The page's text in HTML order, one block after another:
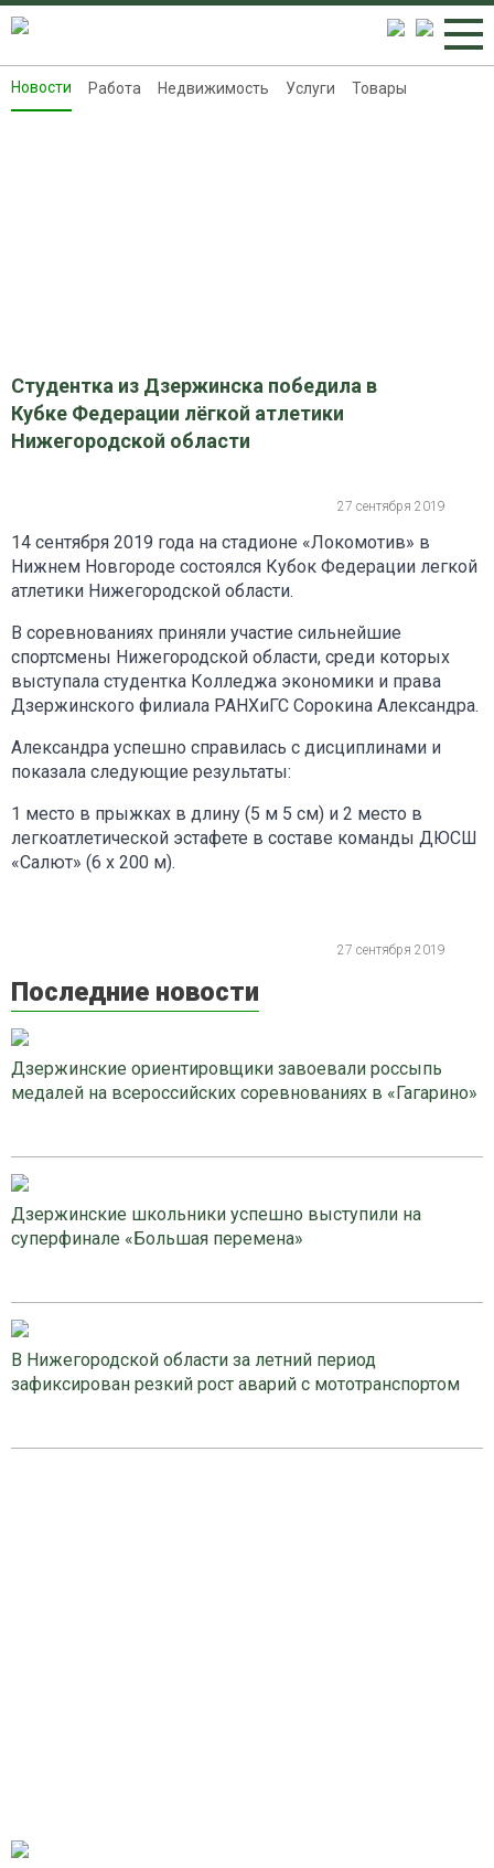
Новости
Новости Работа Недвижимость Услуги Товары
Студентка из Дзержинска победила в
Кубке Федерации лёгкой атлетики
Нижегородской области
27 сентября 2019
14 сентября 2019 года на стадионе «Локомотив» в
Нижнем Новгороде состоялся Кубок Федерации легкой
атлетики Нижегородской области.
В соревнованиях приняли участие сильнейшие
спортсмены Нижегородской области, среди которых
выступала студентка Колледжа экономики и права
Дзержинского филиала РАНХиГС Сорокина Александра.
Александра успешно справилась с дисциплинами и
показала следующие результаты:
1 место в прыжках в длину (5 м 5 см) и 2 место в
легкоатлетической эстафете в составе команды ДЮСШ
«Салют» (6 х 200 м).
27 сентября 2019
Последние новости
Дзержинские ориентировщики завоевали россыпь
медалей на всероссийских соревнованиях в «Гагарино»
Дзержинские школьники успешно выступили на
суперфинале «Большая перемена»
В Нижегородской области за летний период
зафиксирован резкий рост аварий с мототранспортом